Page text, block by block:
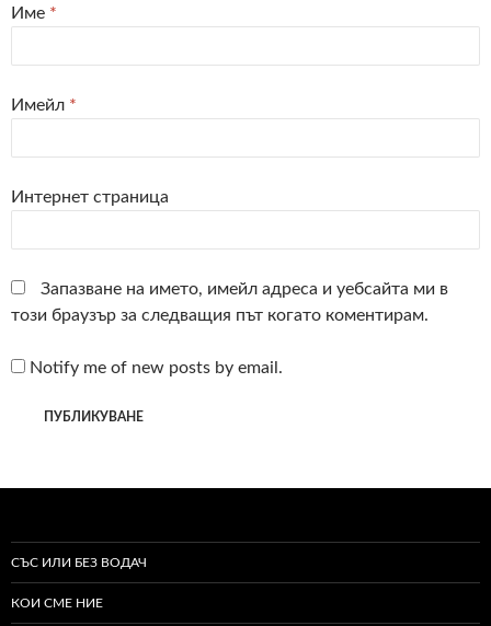
Име *
Имейл *
Интернет страница
Запазване на името, имейл адреса и уебсайта ми в
този браузър за следващия път когато коментирам.
Notify me of new posts by email.
СЪС ИЛИ БЕЗ ВОДАЧ
КОИ СМЕ НИЕ